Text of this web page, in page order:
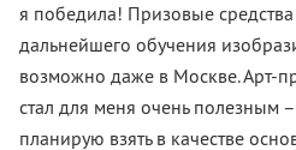
я победила! Призовые
дальнейшего обучения
возможно даже в Москве. Арт-
стал для меня очень полезным
планирую взять в качестве